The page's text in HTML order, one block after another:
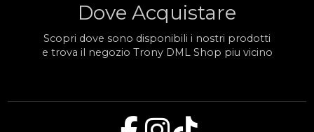
Dove Acquistare
Scopri dove sono disponibili i nostri prodotti
e trova il negozio Trony DML Shop piu vicino